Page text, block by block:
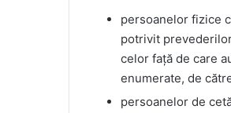
persoanelor fizice
potrivit
celor față de care
enumerate, de
persoanelor de